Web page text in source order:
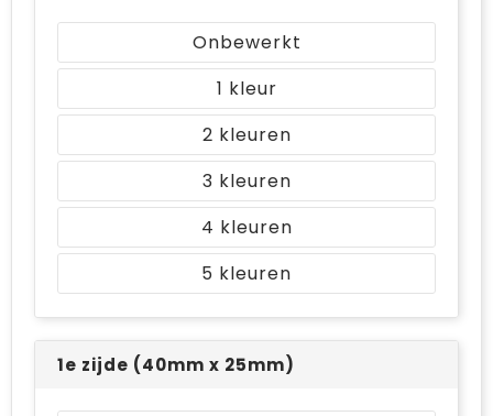
Bodywarmers
Ondergoed en Sokken
Ademhalingsbescherming
Jute tassen
Laptop hoezen en tassen
Schoudertassen
Tablettassen
Onbewerkt
1
2
3
4
5
1e zijde (40mm x 25mm)